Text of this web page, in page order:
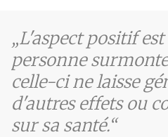
L'aspect positif
personne
celle-ci ne laisse
d'autres effets ou
sur sa santé.